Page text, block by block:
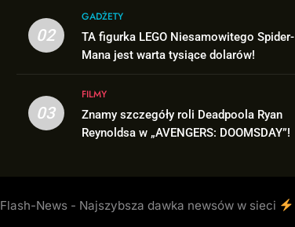
02
GADŻETY
TA figurka LEGO Niesamowitego Spider-
Mana jest warta tysiące dolarów!
03
FILMY
Znamy szczegóły roli Deadpoola Ryan
Reynoldsa w „AVENGERS: DOOMSDAY”!
Flash-News - Najszybsza dawka newsów w sieci